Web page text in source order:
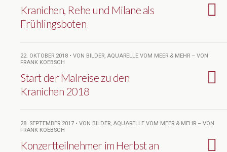
Kranichen, Rehe und Milane als
Frühlingsboten
22. OKTOBER 2018 • VON BILDER, AQUARELLE VOM MEER & MEHR – VON
FRANK KOEBSCH
Start der Malreise zu den
Kranichen 2018
28. SEPTEMBER 2017 • VON BILDER, AQUARELLE VOM MEER & MEHR – VON
FRANK KOEBSCH
Konzertteilnehmer im Herbst an